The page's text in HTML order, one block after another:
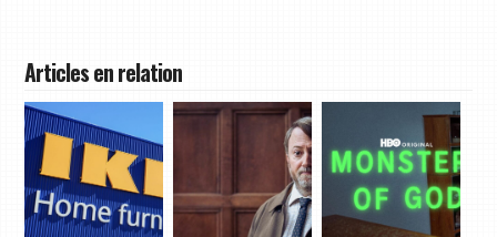
Articles en relation